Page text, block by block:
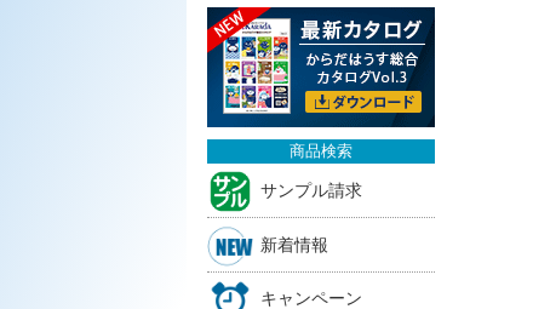
商品検索
サンプル請求
新着情報
キャンペーン